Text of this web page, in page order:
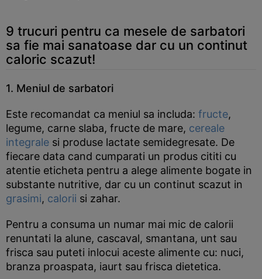
9 trucuri pentru ca mesele de sarbatori
sa fie mai sanatoase dar cu un continut
caloric scazut!
1. Meniul de sarbatori
Este recomandat ca meniul sa includa: fructe,
legume, carne slaba, fructe de mare, cereale
integrale si produse lactate semidegresate. De
fiecare data cand cumparati un produs cititi cu
atentie eticheta pentru a alege alimente bogate in
substante nutritive, dar cu un continut scazut in
grasimi, calorii si zahar.
Pentru a consuma un numar mai mic de calorii
renuntati la alune, cascaval, smantana, unt sau
frisca sau puteti inlocui aceste alimente cu: nuci,
branza proaspata, iaurt sau frisca dietetica.